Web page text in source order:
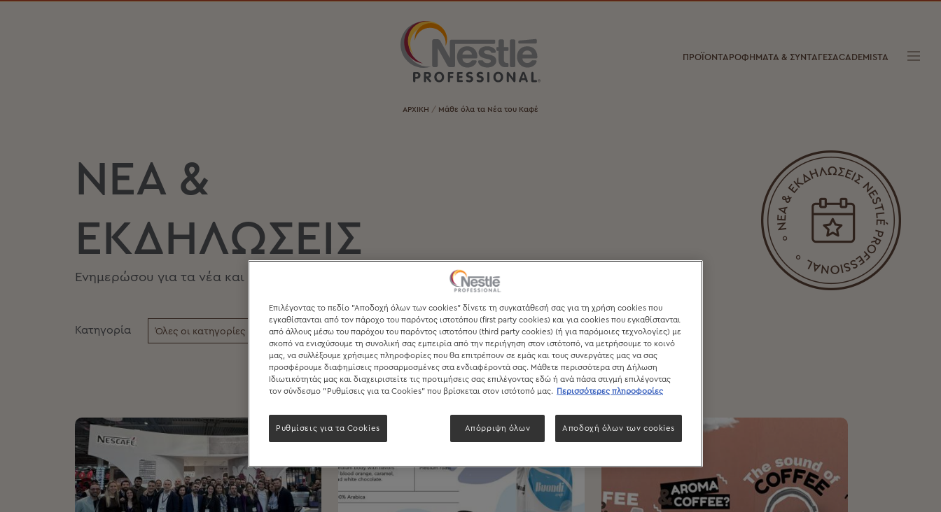
ΠΡΟΪΟΝΤΑ ΡΟΦΗΜΑΤΑ & ΣΥΝΤΑΓΕΣACADEMISTA
ΑΡΧΙΚΗ Μάθε όλα τα Νέα του Καφέ
ΝΕΑ &
ΕΚΔΗΛΩΣΕΙΣ
Ενημερώσου για τα νέα και τις ενέργειες της Nestlé Professional.
Κατηγορία Όλες οι κατηγορίες
Επιλέγοντας το πεδίο "Αποδοχή όλων των cookies" δίνετε τη συγκατάθεσή σας για τη χρήση cookies που
εγκαθίστανται από τον πάροχο του παρόντος ιστοτόπου (first party cookies) και για cookies που εγκαθίστανται
από άλλους μέσω του παρόχου του παρόντος ιστοτόπου (third party cookies) (ή για παρόμοιες τεχνολογίες) με
σκοπό να ενισχύσουμε τη συνολική σας εμπειρία από την περιήγηση στον ιστότοπό, να μετρήσουμε το κοινό
μας, να συλλέξουμε χρήσιμες πληροφορίες που θα επιτρέπουν σε εμάς και τους συνεργάτες μας να σας
προσφέρουμε διαφημίσεις προσαρμοσμένες στα ενδιαφέροντά σας. Μάθετε περισσότερα στη Δήλωση
Ιδιωτικότητάς μας και διαχειριστείτε τις προτιμήσεις σας επιλέγοντας εδώ ή ανά πάσα στιγμή επιλέγοντας
τον σύνδεσμο "Ρυθμίσεις για τα Cookies" που βρίσκεται στον ιστότοπό μας.
Περισσότερες πληροφορίες
Απόρριψη όλων Αποδοχή όλων των cookies
Ρυθμίσεις για τα Cookies